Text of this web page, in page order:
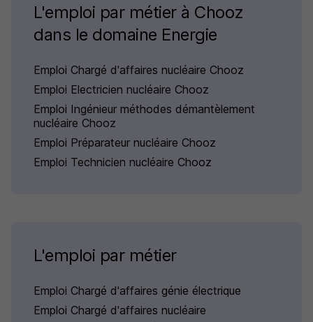
L'emploi par métier à Chooz
dans le domaine Energie
Emploi Chargé d'affaires nucléaire Chooz
Emploi Electricien nucléaire Chooz
Emploi Ingénieur méthodes démantèlement
nucléaire Chooz
Emploi Préparateur nucléaire Chooz
Emploi Technicien nucléaire Chooz
L'emploi par métier
Emploi Chargé d'affaires génie électrique
Emploi Chargé d'affaires nucléaire